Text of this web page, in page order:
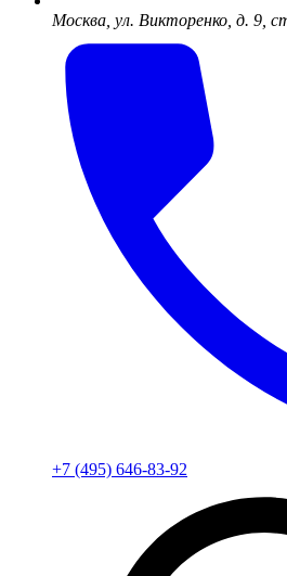
Москва, ул. Викторенко, д. 9,
+7 (495) 646-83-92